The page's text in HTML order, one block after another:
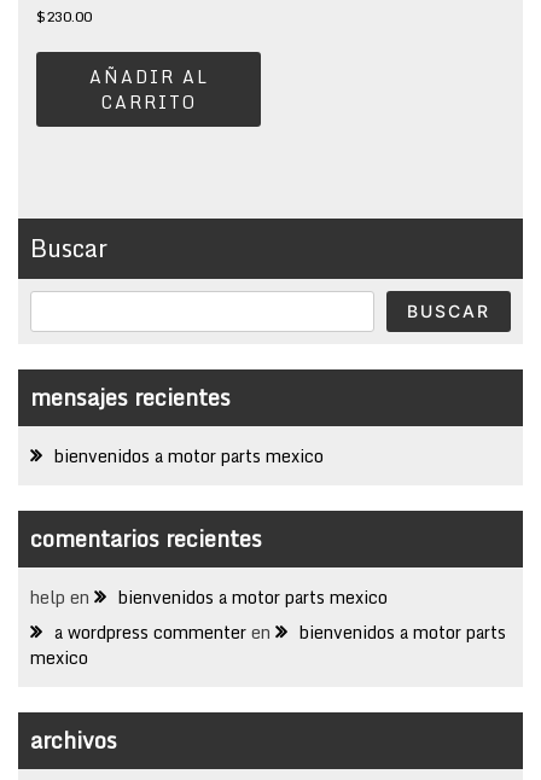
$230.00
AÑADIR AL
CARRITO
Buscar
BUSCAR
mensajes recientes
bienvenidos a motor parts mexico
comentarios recientes
help en
bienvenidos a motor parts mexico
a wordpress commenteren
bienvenidos a motor parts
mexico
archivos